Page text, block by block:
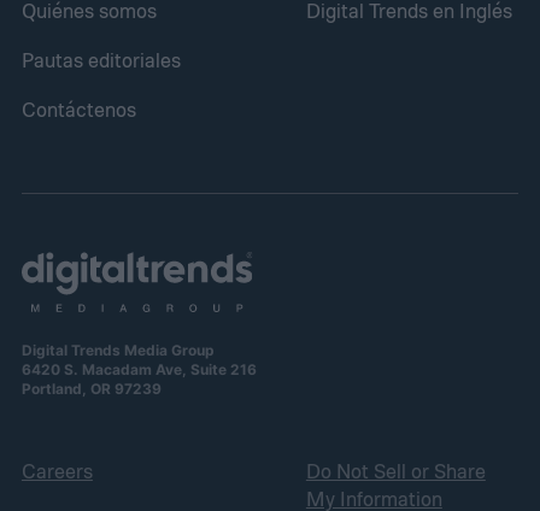
Quiénes somos
Pautas editoriales
Contáctenos
Digital Trends en Inglés
Digital Trends Media Group
6420 S. Macadam Ave, Suite 216
Portland, OR 97239
Careers
Do Not Sell or Share
My Information